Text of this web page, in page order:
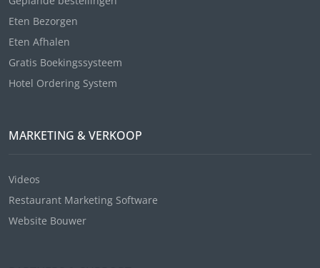
Eten Bezorgen
Eten Afhalen
Gratis Boekingssysteem
Hotel Ordering System
MARKETING & VERKOOP
Videos
Restaurant Marketing Software
Website Bouwer